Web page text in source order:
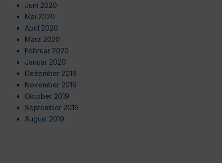
Juni 2020
Mai 2020
April 2020
März 2020
Februar 2020
Januar 2020
Dezember 2019
November 2019
Oktober 2019
September 2019
August 2019